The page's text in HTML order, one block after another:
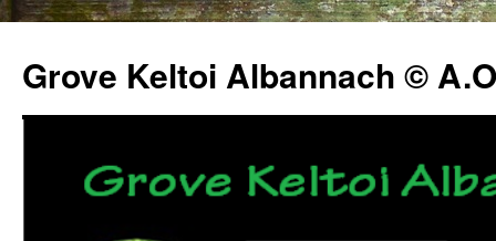
Grove Keltoi Albannach ©